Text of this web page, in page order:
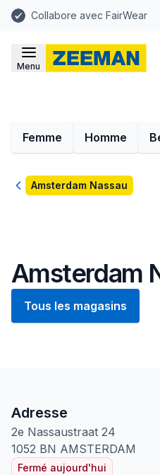
Collabore avec FairWear
Menu
Femme Homme
RetourAmsterdam Nassau
Amsterdam
Tous les magasins
Adresse
2e Nassaustraat 24
1052 BN AMSTERDAM
Fermé aujourd'hui